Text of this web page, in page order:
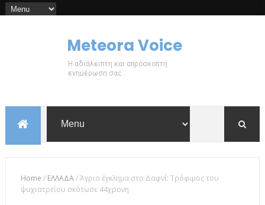
Meteora Voice
Η αδιάλειπτη και απρόσκοπτη
ενημέρωση σας...
Home / ΕΛΛΑΔΑ/Άγριο έγκλημα στο Δαφνί: Τρόφιμος του
ψυχιατρείου σκότωσε 44χρονη